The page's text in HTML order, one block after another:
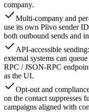
company.
Multi-company and
use its own Plivo sender
both outbound sends and
API-accessible
external systems can
RPC / JSON-RPC
as the UI.
Opt-out and
on the contact suppresses
campaigns aligned with